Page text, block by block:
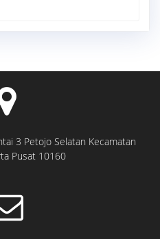
3 Petojo Selatan Kecamatan
Pusat 10160